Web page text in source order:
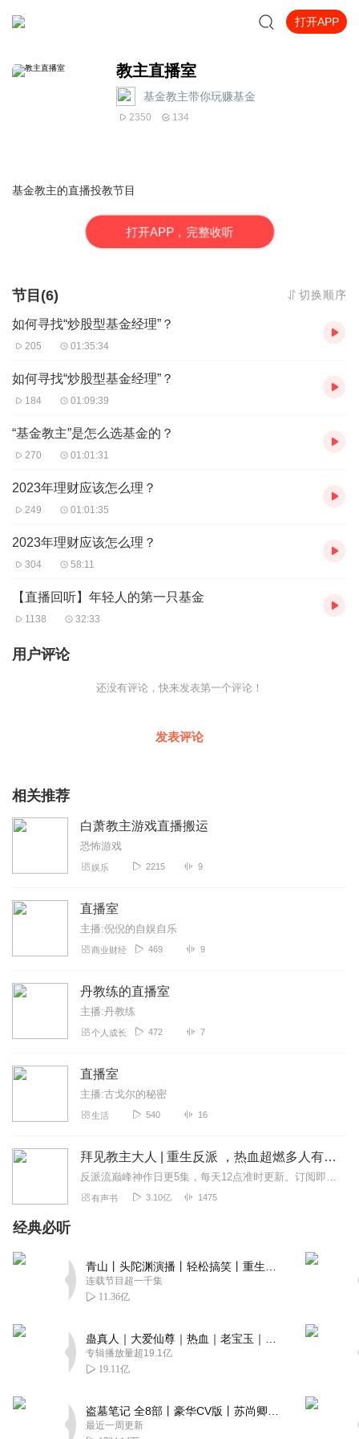
打开APP
教主直播室
基金教主带你玩赚基金
2350 134
基金教主的直播投教节目
打开APP，完整收听
节目(6) 切换顺序
如何寻找“炒股型基金经理”？
205 01:35:34
如何寻找“炒股型基金经理”？
184 01:09:39
“基金教主”是怎么选基金的？
270 01:01:31
2023年理财应该怎么理？
249 01:01:35
2023年理财应该怎么理？
304 58:11
【直播回听】年轻人的第一只基金
1138 32:33
用户评论
还没有评论，快来发表第一个评论！
发表评论
相关推荐
白萧教主游戏直播搬运
恐怖游戏
娱乐 2215 9
直播室
主播:倪倪的自娱自乐
商业财经 469 9
丹教练的直播室
主播:丹教练
个人成长 472 7
直播室
主播:古戈尔的秘密
生活 540 16
拜见教主大人 | 重生反派 ，热血超燃多人有声剧 | 封七月
反派流巅峰神作日更5集，每天12点准时更新。订阅即可收到更新提醒~点击收听：老宝玉最新力作《却道寻常》，热血仙侠，古风精品多人有声剧，专辑限时免费中！【内容简介...
有声书 3.10亿 1475
经典必听
连载节目超一千集
11.36亿
专辑播放量超19.1亿
19.11亿
最近一周更新